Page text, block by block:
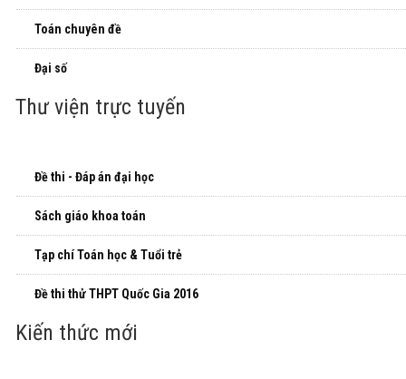
Toán chuyên đề
Đại số
Thư viện trực tuyến
Đề thi - Đáp án đại học
Sách giáo khoa toán
Tạp chí Toán học & Tuổi trẻ
Đề thi thử THPT Quốc Gia 2016
Kiến thức mới